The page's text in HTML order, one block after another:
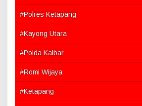
#Polres Ketapang
#Kayong Utara
#Polda Kalbar
#Romi Wijaya
#Ketapang